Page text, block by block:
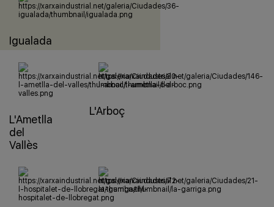
Igualada
L'Ametlla
del
Vallès
L'Arboç